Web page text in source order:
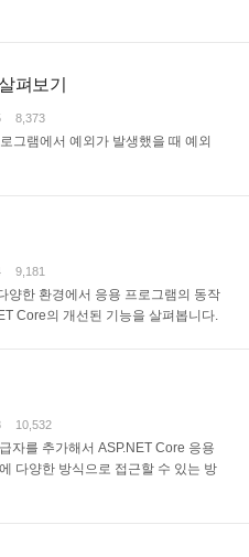
펴보기
8,373
그램에서 예외가 발생했을 때 예외
9,181
양한 환경에서 응용 프로그램의 동작
Core의 개선된 기능을 살펴봅니다.
10,532
자를 추가해서 ASP.NET Core 응용
다양한 방식으로 접근할 수 있는 방